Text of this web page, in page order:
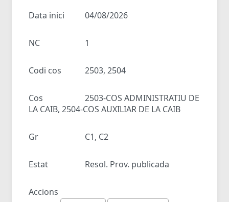
Data inici 04/08/2026
NC 1
Codi cos 2503, 2504
Cos
2503-COS ADMINISTRATIU DE
LA CAIB, 2504-COS AUXILIAR DE LA CAIB
Gr C1, C2
Estat Resol. Prov. publicada
Accions